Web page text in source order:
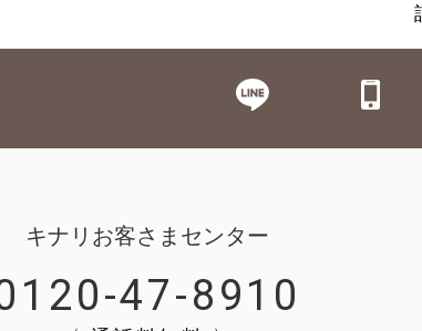
キナリお客さまセンター
47-8910